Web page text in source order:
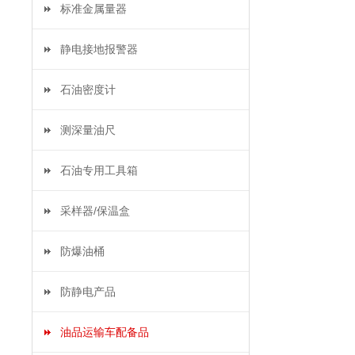
标准金属量器
静电接地报警器
石油密度计
测深量油尺
石油专用工具箱
采样器/保温盒
防爆油桶
防静电产品
油品运输车配备品